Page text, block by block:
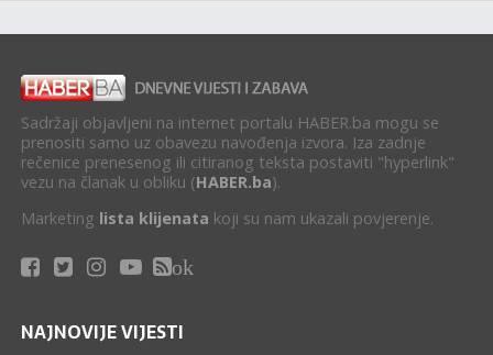
Sadržaji objavljeni na internet portalu HABER.ba mogu se
prenositi samo uz obavezu navođenja izvora. Iza zadnje
rečenice prenesenog ili citiranog teksta postaviti "hyperlink"
vezu na članak u obliku (HABER.ba).
Marketing lista klijenata koji su nam ukazali povjerenje.
ok
NAJNOVIJE VIJESTI